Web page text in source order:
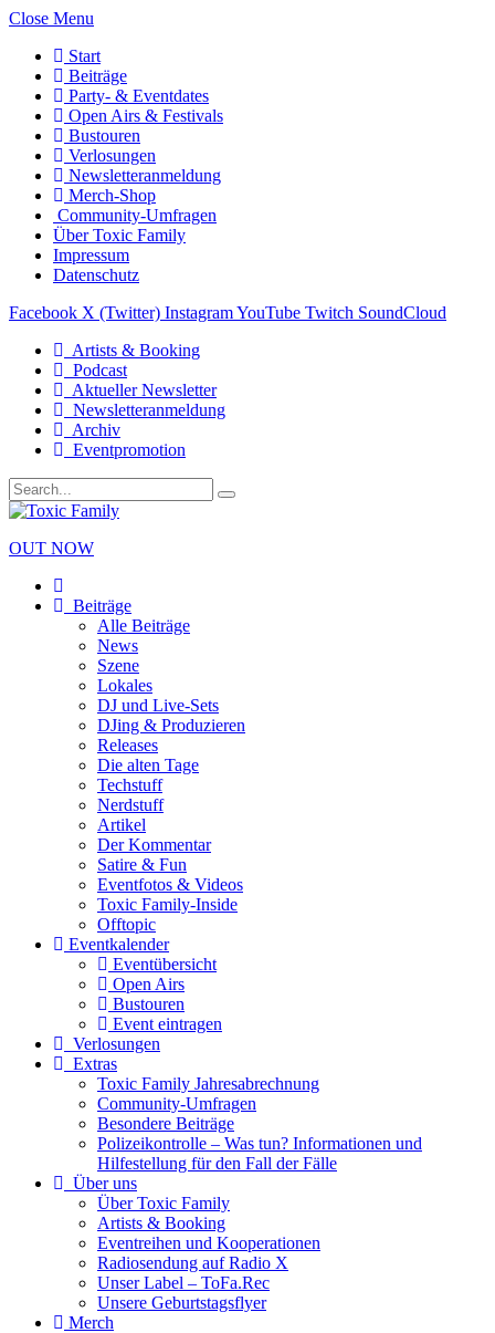
Close Menu
Start
Beiträge
Party- & Eventdates
Open Airs & Festivals
Bustouren
Verlosungen
Newsletteranmeldung
Merch-Shop
Community-Umfragen
Über Toxic Family
Impressum
Datenschutz
Facebook X (Twitter) InstagramYouTube Twitch SoundCloud
Artists & Booking
Podcast
Aktueller Newsletter
Newsletteranmeldung
Archiv
Eventpromotion
OUT NOW
Beiträge
Alle Beiträge
News
Szene
Lokales
DJ und Live-Sets
DJing & Produzieren
Releases
Die alten Tage
Techstuff
Nerdstuff
Artikel
Der Kommentar
Satire & Fun
Eventfotos & Videos
Toxic Family-Inside
Offtopic
Eventkalender
Eventübersicht
Open Airs
Bustouren
Event eintragen
Verlosungen
Extras
Toxic Family Jahresabrechnung
Community-Umfragen
Besondere Beiträge
Polizeikontrolle – Was tun? Informationen und
Hilfestellung für den Fall der Fälle
Über uns
Über Toxic Family
Artists & Booking
Eventreihen und Kooperationen
Radiosendung auf Radio X
Unser Label – ToFa.Rec
Unsere Geburtstagsflyer
Merch